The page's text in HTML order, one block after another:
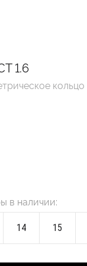
1.6
кольцо
в наличии:
14 15